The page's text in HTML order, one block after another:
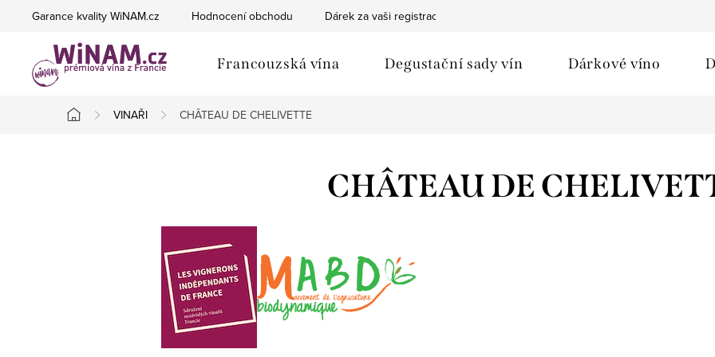
Garance kvality WiNAM.cz Hodnocení obchodu Dárek za vaši registraci
Francouzská vína Degustační sady vín Dárkové víno
Domů
VINAŘI CHÂTEAU DE CHELIVETTE
CHÂTEAU DE